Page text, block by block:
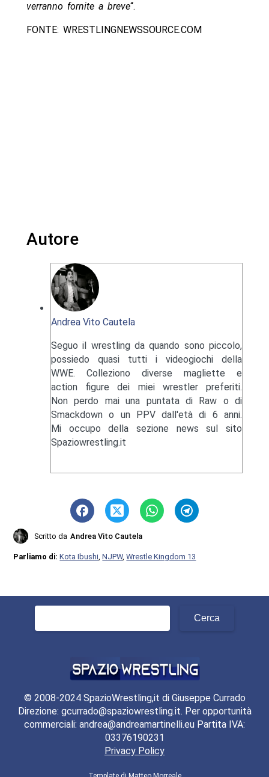
verranno fornite a breve“.
FONTE: WRESTLINGNEWSSOURCE.COM
Autore
Andrea Vito Cautela
Seguo il wrestling da quando sono piccolo,
possiedo quasi tutti i videogiochi della
WWE. Colleziono diverse magliette e
action figure dei miei wrestler preferiti.
Non perdo mai una puntata di Raw o di
Smackdown o un PPV dall'età di 6 anni.
Mi occupo della sezione news sul sito
Spaziowrestling.it
Scritto da Andrea Vito Cautela
Parliamo di:Kota Ibushi ,NJPW,Wrestle Kingdom 13
© 2008-2024 SpazioWrestling,it di Giuseppe Currado
Direzione: gcurrado@spaziowrestling.it. Per opportunità
commerciali: andrea@andreamartinelli.eu Partita IVA:
03376190231
Privacy Policy